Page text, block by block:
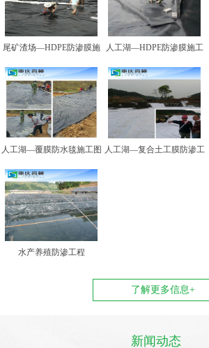
尾矿渣场—HDPE防渗膜施
工图例二
人工湖—HDPE防渗膜施工
图例一
人工湖—覆膜防水毯施工图
例
人工湖—复合土工膜防渗工
水产养殖防渗工程
了解更多信息+
新闻动态